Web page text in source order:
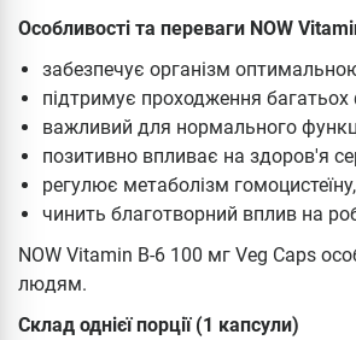
Особливості та переваги NOW
забезпечує організм
підтримує проходження
важливий для нормального
позитивно впливає на здоров'я
регулює метаболізм
чинить благотворний вплив на
NOW Vitamin B-6 100 мг Veg Caps
людям.
Склад однієї порції (1 капсули)